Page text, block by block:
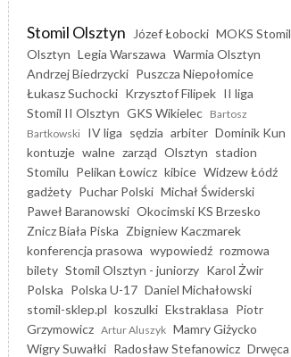
Stomil Olsztyn Józef Łobocki MOKS Stomil
Olsztyn Legia Warszawa Warmia Olsztyn
Andrzej Biedrzycki Puszcza Niepołomice
Łukasz Suchocki Krzysztof Filipek II liga
Stomil II Olsztyn GKS Wikielec Bartosz
Bartkowski IV liga sędzia arbiter Dominik Kun
kontuzje walne zarząd Olsztyn stadion
Stomilu Pelikan Łowicz kibice Widzew Łódź
gadżety Puchar Polski Michał Świderski
Paweł Baranowski Okocimski KS Brzesko
Znicz Biała Piska Zbigniew Kaczmarek
konferencja prasowa wypowiedź rozmowa
bilety Stomil Olsztyn - juniorzy Karol Żwir
Polska Polska U-17 Daniel Michałowski
stomil-sklep.pl koszulki Ekstraklasa Piotr
Grzymowicz Artur Aluszyk Mamry Giżycko
Wigry Suwałki Radosław Stefanowicz Drwęca